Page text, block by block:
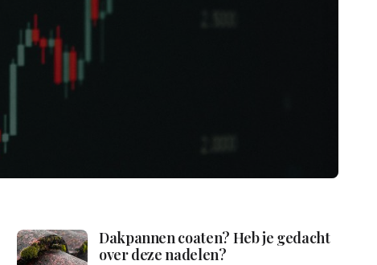
Dakpannen coaten? Heb je gedacht
over deze nadelen?